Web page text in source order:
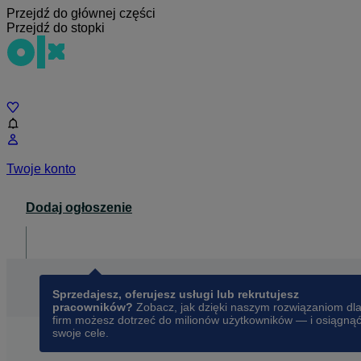
Przejdź do głównej części
Przejdź do stopki
Twoje konto
Dodaj ogłoszenie
Sprzedajesz, oferujesz usługi lub rekrutujesz
pracowników? Zobacz, jak dzięki naszym rozwiązaniom dla
firm możesz dotrzeć do milionów użytkowników — i osiągnąć
swoje cele.